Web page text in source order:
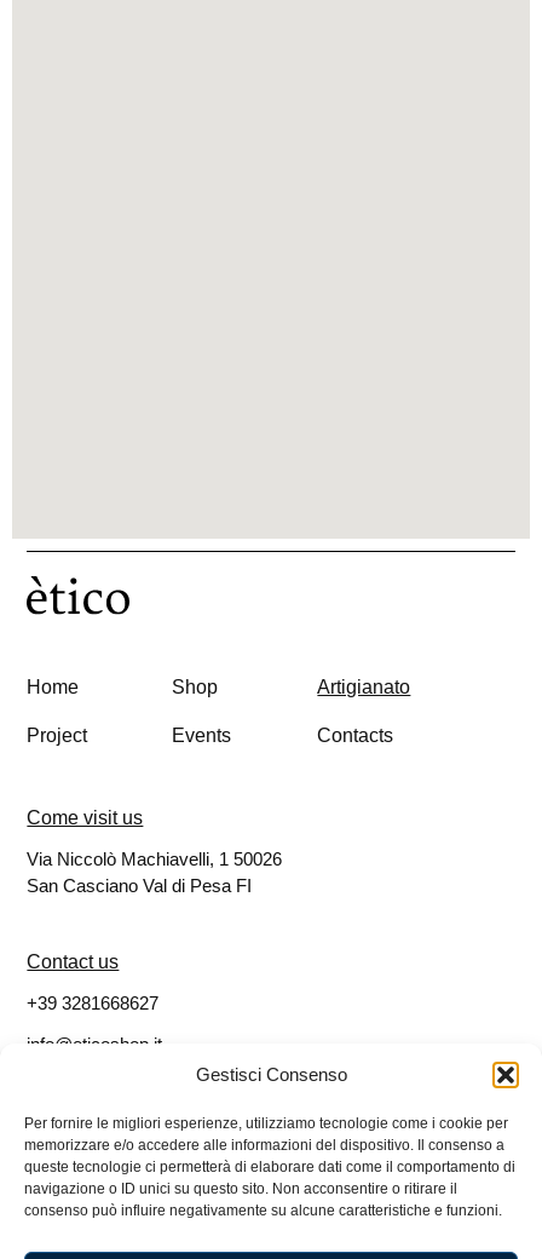
Gestisci Consenso
Per fornire le migliori esperienze, utilizziamo tecnologie come i cookie per
memorizzare e/o accedere alle informazioni del dispositivo. Il consenso a
queste tecnologie ci permetterà di elaborare dati come il comportamento di
navigazione o ID unici su questo sito. Non acconsentire o ritirare il
consenso può influire negativamente su alcune caratteristiche e funzioni.
Home Shop Artigianato
Project Events Contacts
Come visit us
Via Niccolò Machiavelli, 1 50026
San Casciano Val di Pesa FI
Contact us
+39 3281668627
info@eticoshop.it
Follow us
Facebook
Instagram